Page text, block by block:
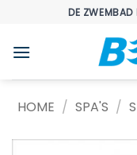
inhoud
DE ZWEMBAD
HOME / SPA'S /